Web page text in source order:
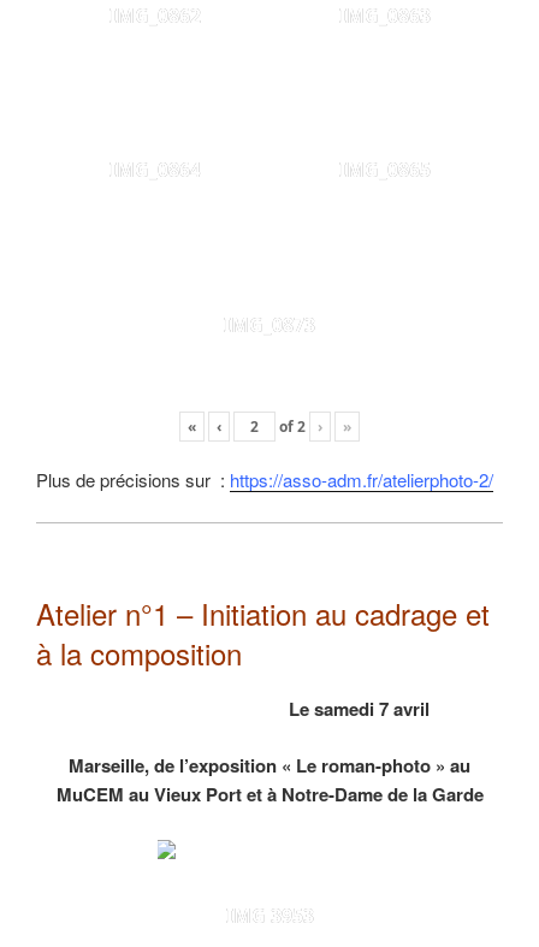
IMG_0862 IMG_0863
IMG_0864 IMG_0865
IMG_0873
« ‹ of2 › »
Plus de précisions sur : https://asso-adm.fr/atelierphoto-2/
Atelier n°1 – Initiation au cadrage et
à la composition
Le samedi 7 avril
Marseille, de l’exposition « Le roman-photo » au
MuCEM au Vieux Port et à Notre-Dame de la Garde
IMG 3953